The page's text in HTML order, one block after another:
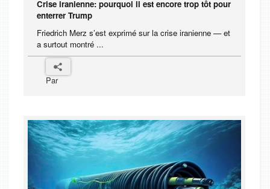
Crise iranienne: pourquoi il est encore trop tôt pour
enterrer Trump
Friedrich Merz s’est exprimé sur la crise iranienne — et
a surtout montré ...
Par